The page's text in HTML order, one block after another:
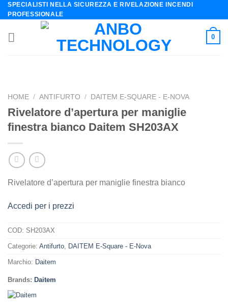
Skip
to
content
SPECIALISTI NELLA SICUREZZA E RIVELAZIONE INCENDI
PROFESSIONALE
0
HOME / ANTIFURTO / DAITEM E-SQUARE - E-NOVA
Rivelatore d’apertura per maniglie
finestra bianco Daitem SH203AX
Rivelatore d’apertura per maniglie finestra bianco
Accedi per i prezzi
COD: SH203AX
Categorie: Antifurto, DAITEM E-Square - E-Nova
Marchio: Daitem
Brands: Daitem